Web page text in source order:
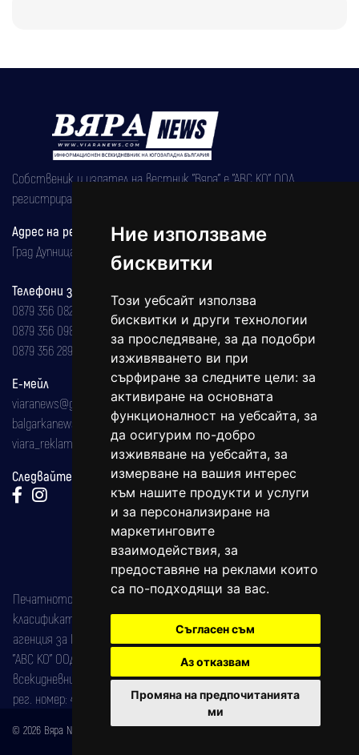
Ние използваме
бисквитки
Този уебсайт използва
бисквитки и други технологии
за проследяване, за да подобри
изживяването ви при
сърфиране за следните цели: за
активиране на основната
функционалност на уебсайта, за
да осигурим по-добро
изживяване на уебсайта, за
измерване на вашия интерес
към нашите продукти и услуги
и за персонализиране на
маркетинговите
взаимодействия, за
предоставяне на реклами които
са по-подходящи за вас.
Съгласен съм
Аз отказвам
Промяна на предпочитанията
ми
Собственик и издател на вестник "Вяра" е "АВС КО" ООД,
регистрирана на 08.05.2002 година.
Адрес на редакцията
Град Дупница, ул.''Христо Ботев" 43
Телефони за реклама и абонаменти
0879 356 082
0879 356 098
0879 356 289
Е-мейл
viaranews@gmail.com
balgarkanews@gmail.com
viara_reklama@mail.bg
Следвайте ни:
Печатното издание на вестника е регистрирано в националния
класификатор на печатните издания (Българска национална
агенция за ISSN) под номер: ISSN 1312-4722.
"АВС КО" ООД е притежател на марката: Вяра информационен
всекидневник на югозападна България, със свидетелство за марка
рег. номер: 47857/11.05.2004 година.
© 2026 Вяра News Всички права запазени!